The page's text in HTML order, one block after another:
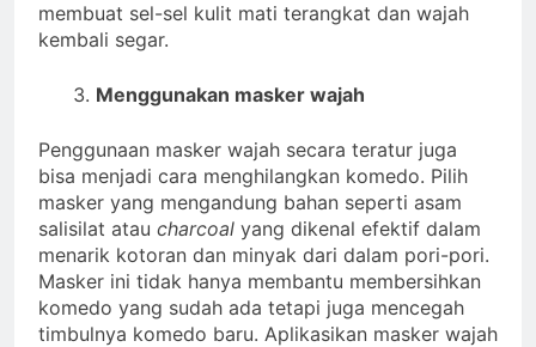
membuat sel-sel kulit mati terangkat dan wajah
kembali segar.
Menggunakan masker wajah
Penggunaan masker wajah secara teratur juga
bisa menjadi cara menghilangkan komedo. Pilih
masker yang mengandung bahan seperti asam
salisilat atau charcoal yang dikenal efektif dalam
menarik kotoran dan minyak dari dalam pori-pori.
Masker ini tidak hanya membantu membersihkan
komedo yang sudah ada tetapi juga mencegah
timbulnya komedo baru. Aplikasikan masker wajah